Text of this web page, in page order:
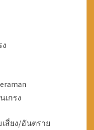
เกรง
เสี่ยง/อันตราย